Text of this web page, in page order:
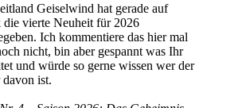
Geiselwind hat gerade auf
die vierte Neuheit für 2026
Ich kommentiere das hier mal
nicht, bin aber gespannt was Ihr
und würde so gerne wissen wer der
ist.